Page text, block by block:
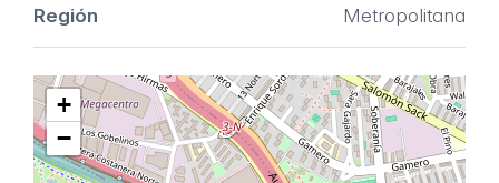
Región Metropolitana
+
−